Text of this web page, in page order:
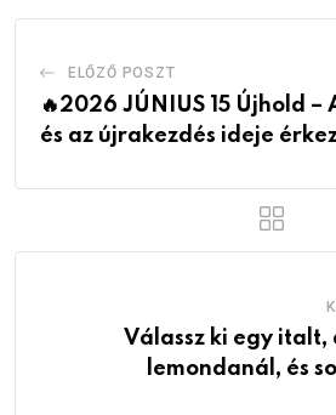
ELŐZŐ POSZT
🔥2026 JÚNIUS 15 Újhold –
és az újrakezdés ideje
Válassz ki egy
lemondanál, és